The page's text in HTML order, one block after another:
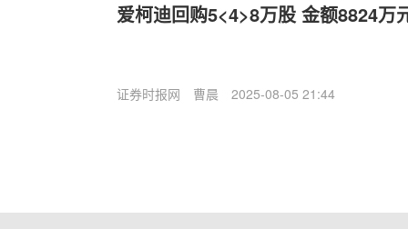
爱柯迪回购5<4>8万股 金额8824万
证券时报网 曹晨 2025-08-05 21:44